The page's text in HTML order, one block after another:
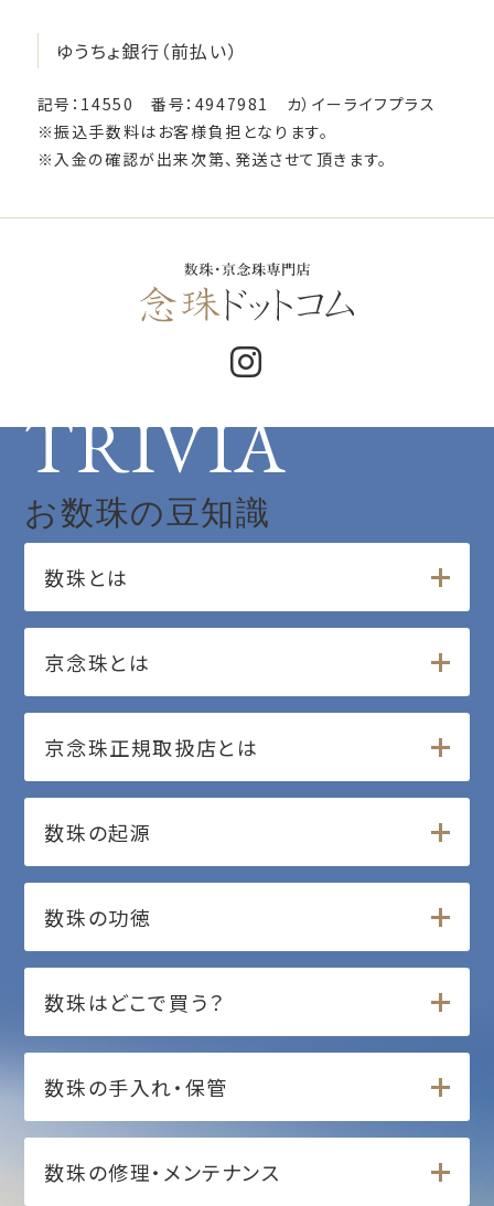
ゆうちょ銀行（前払い）
記号：14550 番号：4947981 カ）イーライフプラス
※振込手数料はお客様負担となります。
※入金の確認が出来次第、発送させて頂きます。
TRIVIA
お数珠の豆知識
数珠とは
京念珠とは
京念珠正規取扱店とは
数珠の起源
数珠の功徳
数珠はどこで買う？
数珠の手入れ・保管
数珠の修理・メンテナンス